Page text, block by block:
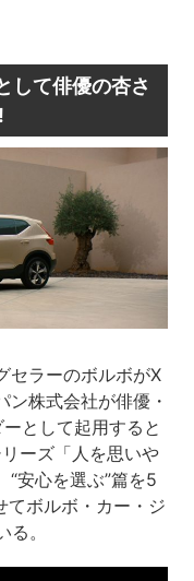
して俳優の杏さ
セラーのボルボがX
株式会社が俳優・
として起用すると
ーズ「人を思いや
“安心を選ぶ”篇を5
てボルボ・カー・ジ
。